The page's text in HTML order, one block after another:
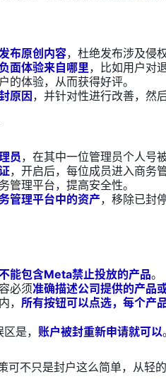
布原创内容，杜绝发布涉及侵
面体验来自哪里，比如用户对
的体验，从而获得好评。
原因 ，并针对性进行改善，然
员，在其中一位管理员个人号
，开启后，每位成员进入商务
管理平台，提高安全性。
管理平台中的资产，移除已封
能包含Meta禁止投放的产品。
必须准确描述公司提供的产品
， 所有按钮可以点选，每个产
是， 账户被封重新申请就可以。
可不只是封户这么简单，从轻